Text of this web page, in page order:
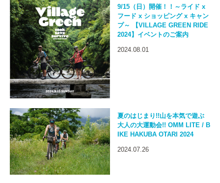
9/15（日）開催！！～ライド x
フード x ショッピング x キャン
プ～ 【VILLAGE GREEN RIDE
2024】イベントのご案内
2024.08.01
夏のはじまり!!山を本気で遊ぶ
大人の大運動会!! OMM LITE / B
IKE HAKUBA OTARI 2024
2024.07.26